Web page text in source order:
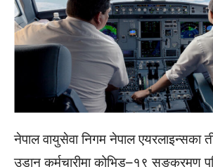
नेपाल वायुसेवा निगम नेपाल एयरलाइन्सका
उडान कर्मचारीमा कोभिड–१९ सङ्क्रमण